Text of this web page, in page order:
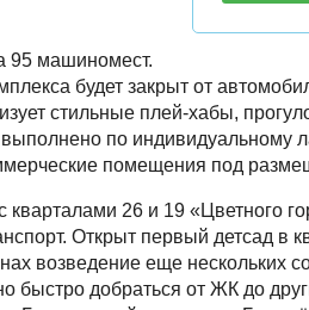
95 машиномест.
будет закрыт от
стильные плей-хабы,
выполнено по
помещения под
кварталами 26 и 19 «Цветного
Открыт первый детсад в
возведение еще нескольких
быстро добраться от ЖК до